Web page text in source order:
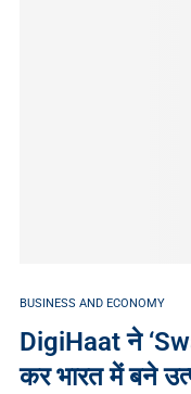
BUSINESS AND ECONOMY
DigiHaat ने
कर भारत में बने